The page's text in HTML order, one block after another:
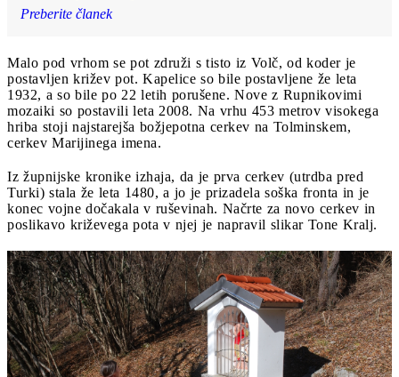
Preberite članek
Malo pod vrhom se pot združi s tisto iz Volč, od koder je
postavljen križev pot. Kapelice so bile postavljene že leta
1932, a so bile po 22 letih porušene. Nove z Rupnikovimi
mozaiki so postavili leta 2008. Na vrhu 453 metrov visokega
hriba stoji najstarejša božjepotna cerkev na Tolminskem,
cerkev Marijinega imena.
Iz župnijske kronike izhaja, da je prva cerkev (utrdba pred
Turki) stala že leta 1480, a jo je prizadela soška fronta in je
konec vojne dočakala v ruševinah. Načrte za novo cerkev in
poslikavo križevega pota v njej je napravil slikar Tone Kralj.